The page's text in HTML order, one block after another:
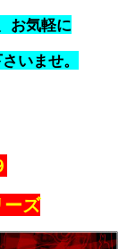
お気軽に
いませ。
ーズ